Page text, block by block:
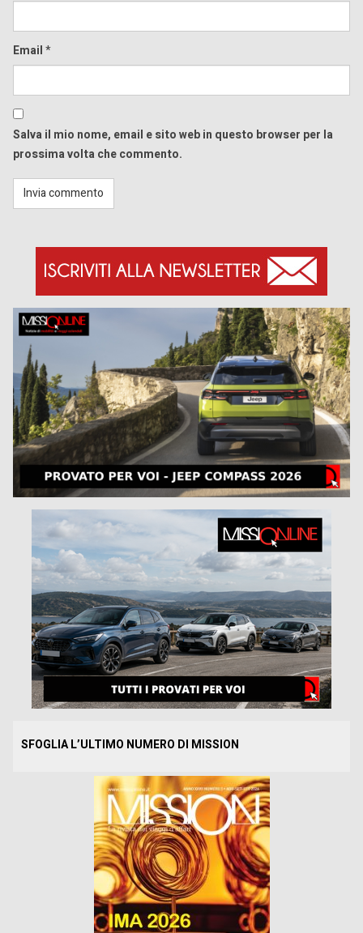
Email*
Salva il mio nome, email e sito web in questo browser per la
prossima volta che commento.
SFOGLIA L’ULTIMO NUMERO DI MISSION